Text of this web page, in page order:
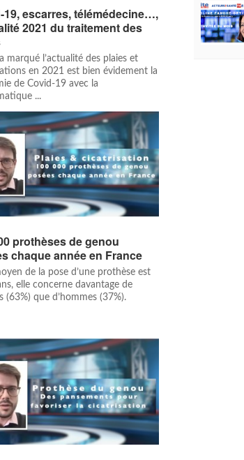
19, escarres, télémédecine…,
2021 du traitement des
marqué l’actualité des plaies et
en 2021 est bien évidement la
de Covid-19 avec la
...
prothèses de genou
chaque année en France
de la pose d’une prothèse est
elle concerne davantage de
(63%) que d’hommes (37%).